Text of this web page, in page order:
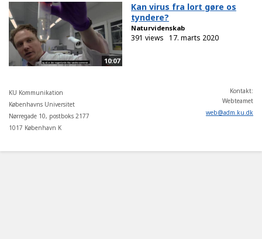
10:07
Kan virus fra lort gøre os
tyndere?
Naturvidenskab
391 views 17. marts 2020
KU Kommunikation
Københavns Universitet
Nørregade 10, postboks 2177
1017 København K
Kontakt:
Webteamet
web@adm ku dk